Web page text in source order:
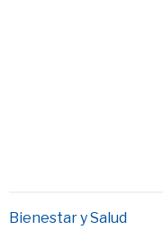
Bienestar y Salud